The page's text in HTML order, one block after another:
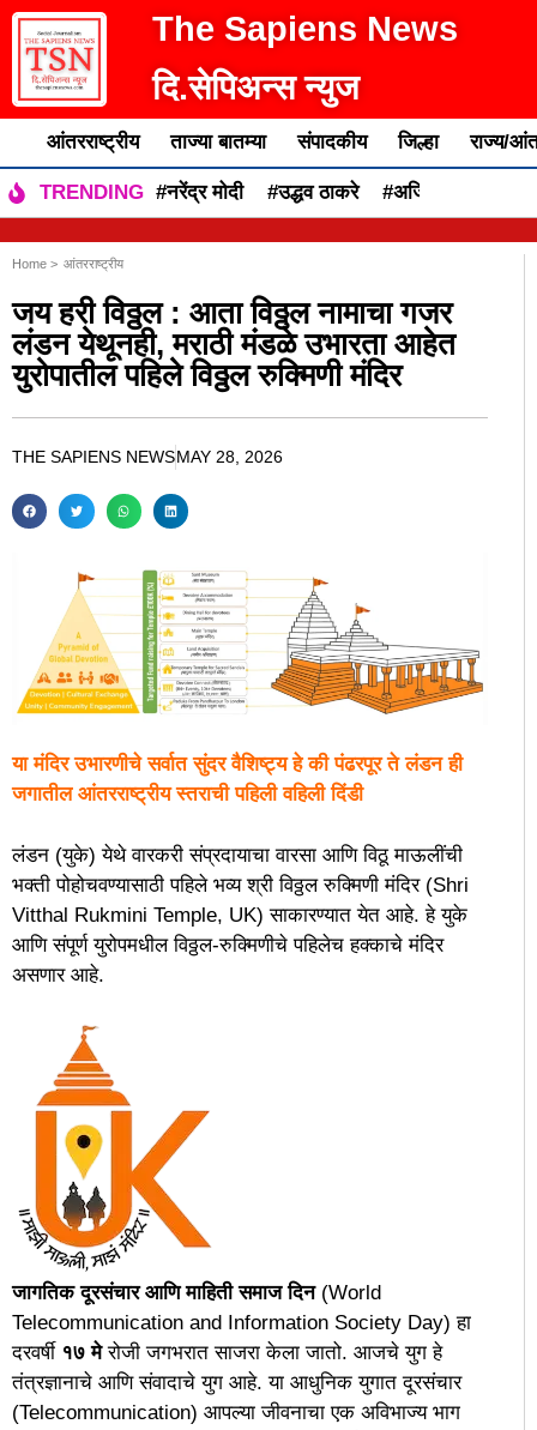
The Sapiens News
दि.सेपिअन्स न्युज
आंतरराष्ट्रीय ताज्या बातम्या संपादकीय जिल्हा राज्य/
TRENDING #नरेंद्र मोदी #उद्धव ठाकरे #अजित पवार
Home > आंतरराष्ट्रीय
जय हरी विठ्ठल : आता विठ्ठल नामाचा गजर
लंडन येथूनही, मराठी मंडळे उभारता आहेत
युरोपातील पहिले विठ्ठल रुक्मिणी मंदिर
THE SAPIENS NEWSMAY 28, 2026
या मंदिर उभारणीचे सर्वात सुंदर वैशिष्ट्य हे की पंढरपूर ते लंडन ही
जगातील आंतरराष्ट्रीय स्तराची पहिली वहिली दिंडी
लंडन (युके) येथे वारकरी संप्रदायाचा वारसा आणि विठू माऊलींची
भक्ती पोहोचवण्यासाठी पहिले भव्य श्री विठ्ठल रुक्मिणी मंदिर (Shri
Vitthal Rukmini Temple, UK) साकारण्यात येत आहे. हे युके
आणि संपूर्ण युरोपमधील विठ्ठल-रुक्मिणीचे पहिलेच हक्काचे मंदिर
असणार आहे.
जागतिक दूरसंचार आणि माहिती समाज दिन(World
Telecommunication and Information Society Day) हा
दरवर्षी १७ मेरोजी जगभरात साजरा केला जातो. आजचे युग हे
तंत्रज्ञानाचे आणि संवादाचे युग आहे. या आधुनिक युगात दूरसंचार
(Telecommunication) आपल्या जीवनाचा एक अविभाज्य भाग